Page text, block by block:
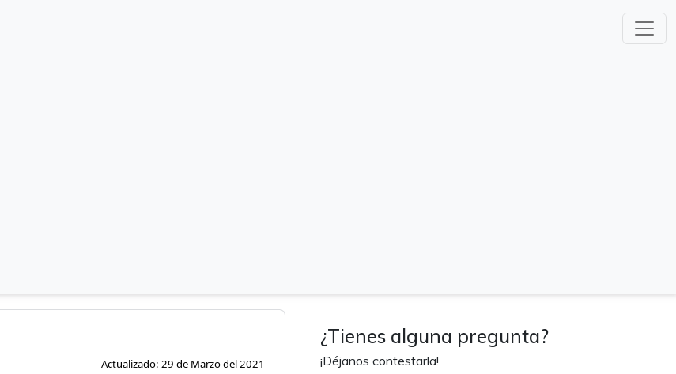
Actualizado: 29 de Marzo del 2021
¿Tienes alguna pregunta?
¡Déjanos contestarla!